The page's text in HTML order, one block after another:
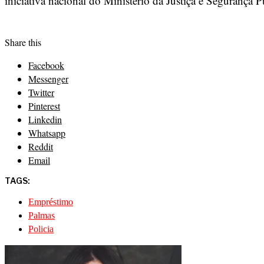
Share this
Facebook
Messenger
Twitter
Pinterest
Linkedin
Whatsapp
Reddit
Email
TAGS:
Empréstimo
Palmas
Policia